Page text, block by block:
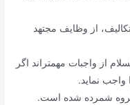
از وظایف مجتهد
از واجبات مهمتر‌اند اگر
نماید.
شمرده شده است.